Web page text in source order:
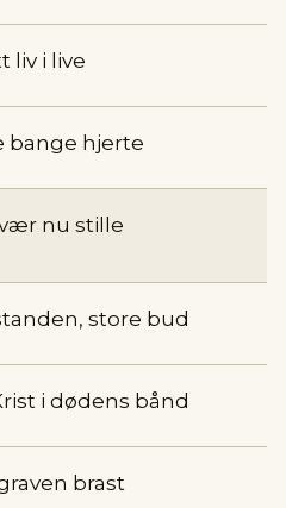
liv i live
bange hjerte
nu stille
store bud
i dødens bånd
brast